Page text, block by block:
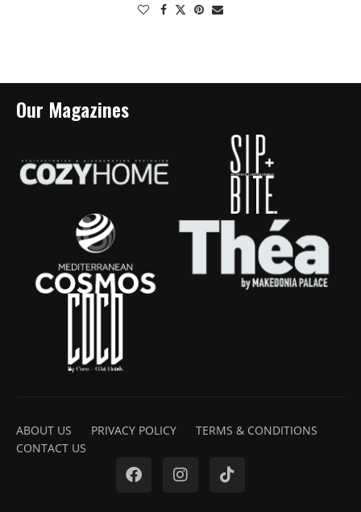
Our Magazines
ABOUT US PRIVACY POLICY
TERMS & CONDITIONS
CONTACT US